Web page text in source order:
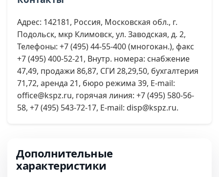
Адрес: 142181, Россия, Московская обл., г.
Подольск, мкр Климовск, ул. Заводская, д. 2,
Телефоны: +7 (495) 44-55-400 (многокан.), факс
+7 (495) 400-52-21, Внутр. номера: снабжение
47,49, продажи 86,87, СГИ 28,29,50, бухгалтерия
71,72, аренда 21, бюро режима 39, E-mail:
office@kspz.ru, горячая линия: +7 (495) 580-56-
58, +7 (495) 543-72-17, E-mail: disp@kspz.ru.
Дополнительные
характеристики